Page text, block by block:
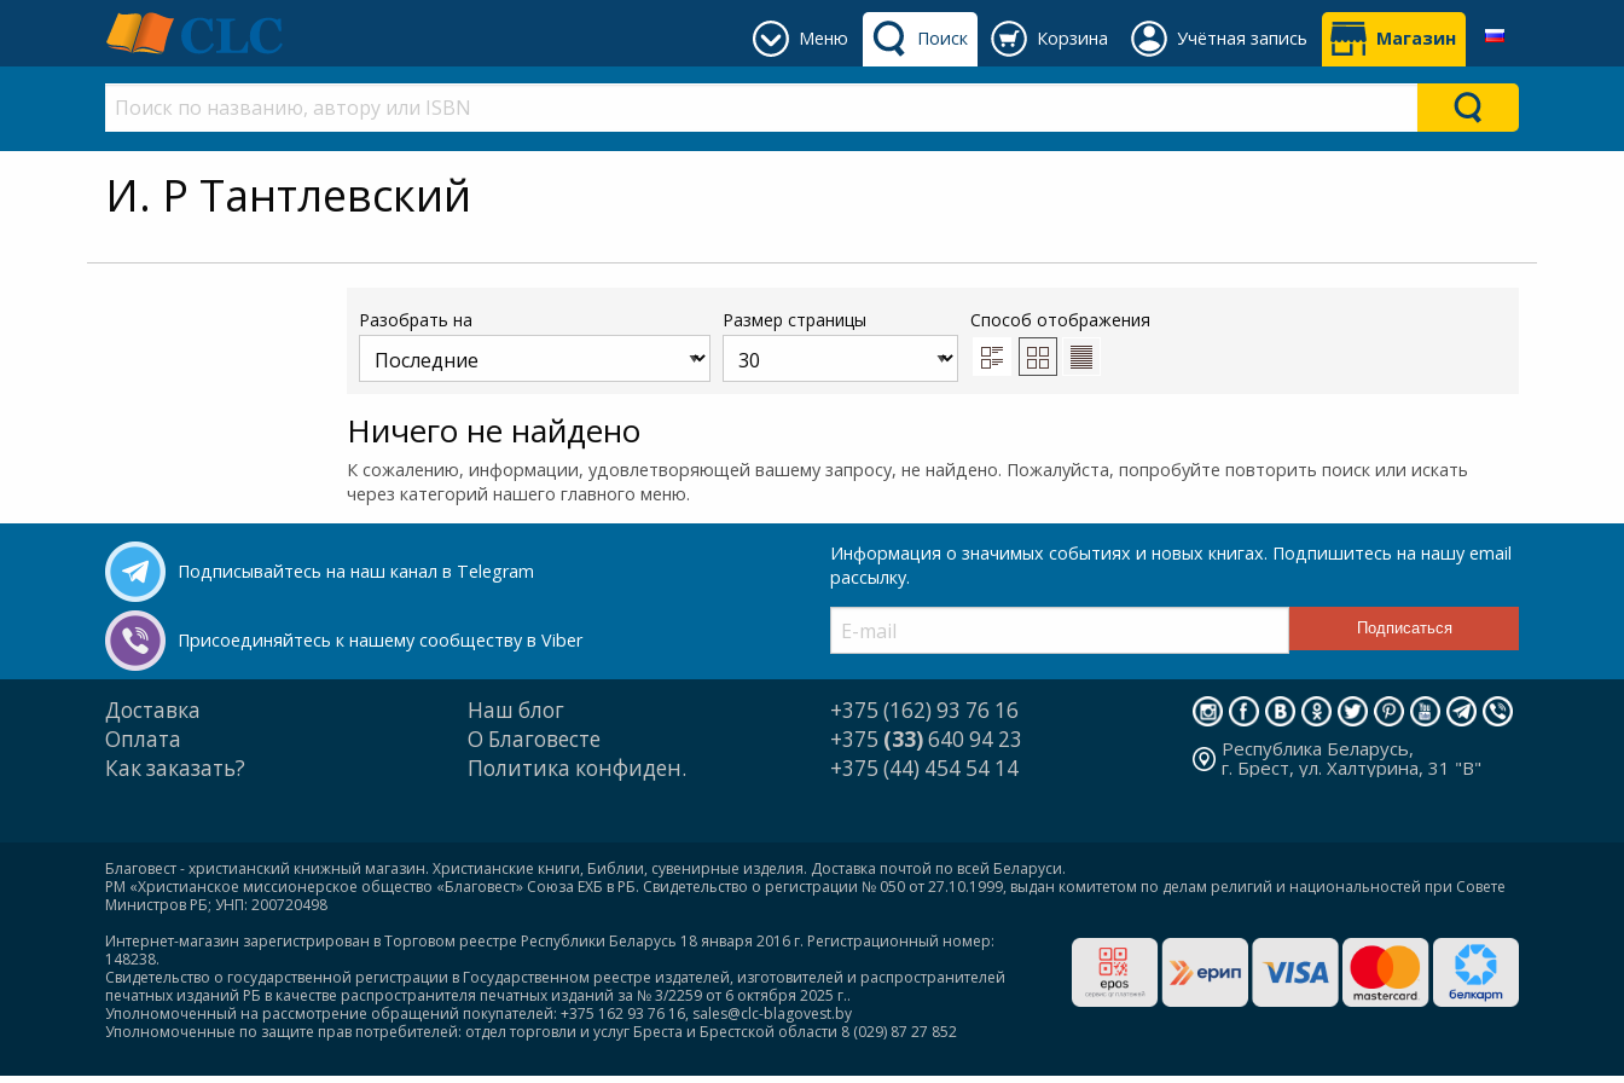
Меню Поиск Корзина Учётная запись Магазин
И. Р Тантлевский
Разобрать на Размер страницы Способ отображения
Ничего не найдено
К сожалению, информации, удовлетворяющей вашему запросу, не найдено. Пожалуйста, попробуйте повторить поиск или искать
через категорий нашего главного меню.
Подписывайтесь на наш канал в Telegram
Присоединяйтесь к нашему сообществу в Viber
Информация о значимых событиях и новых книгах. Подпишитесь на нашу email
рассылку.
Доставка
Оплата
Как заказать?
Наш блог
О Благовесте
Политика конфиден.
+375 (162) 93 76 16
+375 (33)640 94 23
+375 (44) 454 54 14
Республика Беларусь,
г. Брест, ул. Халтурина, 31 "В"
Благовест - христианский книжный магазин. Христианские книги, Библии, сувенирные изделия. Доставка почтой по всей Беларуси.
РМ «Христианское миссионерское общество «Благовест» Союза ЕХБ в РБ. Свидетельство о регистрации № 050 от 27.10.1999, выдан комитетом по делам религий и национальностей при Совете
Министров РБ; УНП: 200720498
Интернет-магазин зарегистрирован в Торговом реестре Республики Беларусь 18 января 2016 г. Регистрационный номер:
148238.
Свидетельство о государственной регистрации в Государственном реестре издателей, изготовителей и распространителей
печатных изданий РБ в качестве распространителя печатных изданий за № 3/2259 от 6 октября 2025 г..
Уполномоченный на рассмотрение обращений покупателей: +375 162 93 76 16, sales@clc-blagovest.by
Уполномоченные по защите прав потребителей: отдел торговли и услуг Бреста и Брестской области 8 (029) 87 27 852